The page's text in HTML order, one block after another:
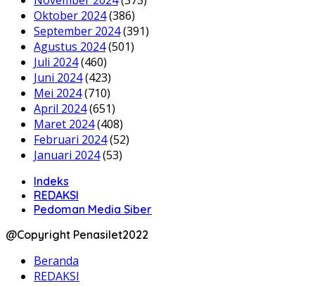
Oktober 2024(386)
September 2024(391)
Agustus 2024(501)
Juli 2024(460)
Juni 2024(423)
Mei 2024(710)
April 2024(651)
Maret 2024(408)
Februari 2024(52)
Januari 2024(53)
Indeks
REDAKSI
Pedoman Media Siber
@Copyright Penasilet2022
Beranda
REDAKSI